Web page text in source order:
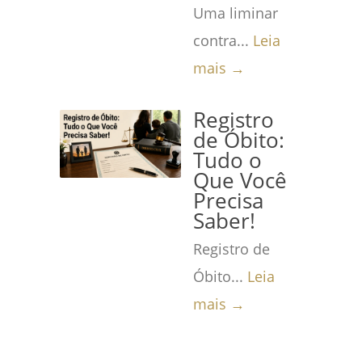
Uma liminar
contra... Leia
mais →
Registro
de Óbito:
Tudo o
Que Você
Precisa
Saber!
Registro de
Óbito... Leia
mais →